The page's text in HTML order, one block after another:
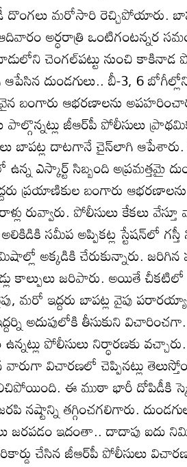
దొంగలు మరోసారి రెచ్చిపోయారు.
అర్ధరాత్రి ఒంటిగంటన్నర
చెంగల్‌పట్టు నుంచి కాకినాడ
దుండగులు.. బీ-3, 6 బోగీల్లోని
బంగారు ఆభరణాలను
పాల్గొన్నట్లు జీఆర్‌పీ పోలీసులు
బాపట్ల దాటగానే చైన్‌లాగి
ఎస్కార్ట్‌ సిబ్బంది అప్రమత్తమై
ప్రయాణికుల బంగారు
రువ్వారు. పోలీసులు కేకలు
సమీప అప్పికట్ల స్టేషన్‌లో గస్తీ
అక్కడికి చేరుకున్నారు.
కాల్పులు జరిపారు. అయితే చీకటిలో
మరో ఇద్దరు బాపట్ల వైపు
అదుపులోకి తీసుకుని
పోలీసులు నిర్ధారణకు
విచారణలో చెప్పినట్లు
ఈ ముఠా భారీ దోపిడీకి
నష్టాన్ని తగ్గించగలిగారు.
జరపడం ఇదంతా.. దాదాపు ఐదు
చేసిన జీఆర్‌పీ పోలీసులు